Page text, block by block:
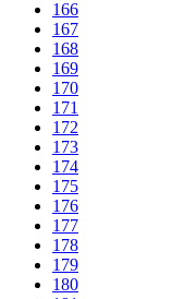
166
167
168
169
170
171
172
173
174
175
176
177
178
179
180